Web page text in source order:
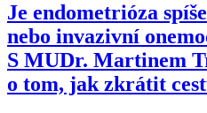
Je endometrióza
nebo invazivní
S MUDr. Martinem
o tom, jak zkrátit